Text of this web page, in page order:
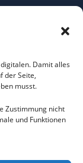
Damit alles
der Seite,
musst.
Zustimmung nicht
und Funktionen
Cap
Cap –